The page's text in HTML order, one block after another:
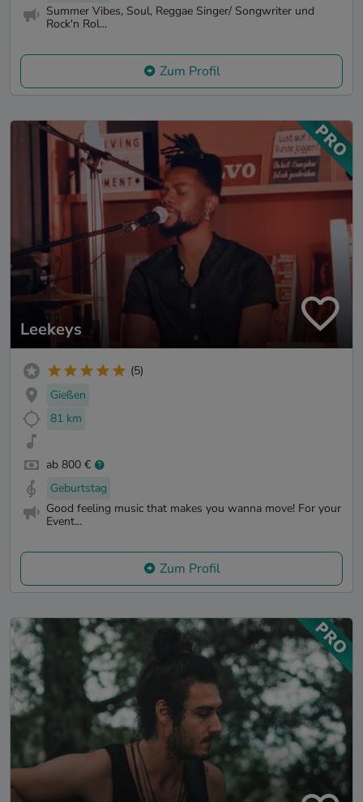
Summer Vibes, Soul, Reggae Singer/ Songwriter und
Rock'n Rol...
Zum Profil
Leekeys
(5)
Gießen
81 km
ab 800 €
Geburtstag
Good feeling music that makes you wanna move! For your
Event...
Zum Profil